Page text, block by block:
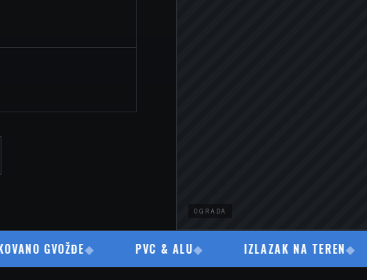
OGRADA
GVOŽĐE◆ PVC & ALU ◆ IZLAZAK NA TEREN ◆